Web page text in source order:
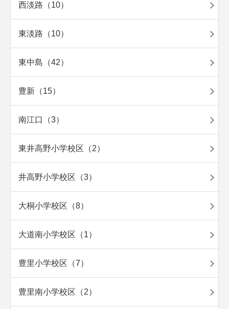
西淡路（10）
東淡路（10）
東中島（42）
豊新（15）
南江口（3）
東井高野小学校区（2）
井高野小学校区（3）
大桐小学校区（8）
大道南小学校区（1）
豊里小学校区（7）
豊里南小学校区（2）